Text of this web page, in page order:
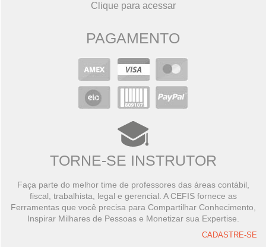
Clique para acessar
PAGAMENTO
TORNE-SE INSTRUTOR
Faça parte do melhor time de professores das áreas contábil,
fiscal, trabalhista, legal e gerencial. A CEFIS fornece as
Ferramentas que você precisa para Compartilhar Conhecimento,
Inspirar Milhares de Pessoas e Monetizar sua Expertise.
CADASTRE-SE